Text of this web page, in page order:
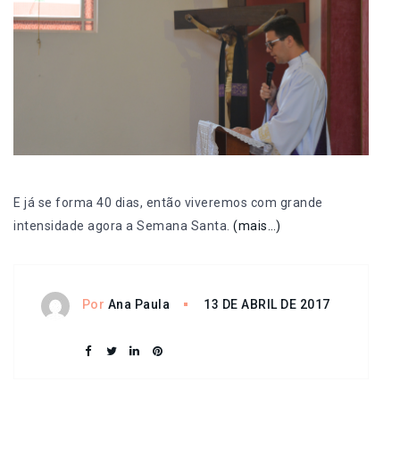
E já se forma 40 dias, então viveremos com grande
intensidade agora a Semana Santa. (mais…)
Por Ana Paula 13 DE ABRIL DE 2017